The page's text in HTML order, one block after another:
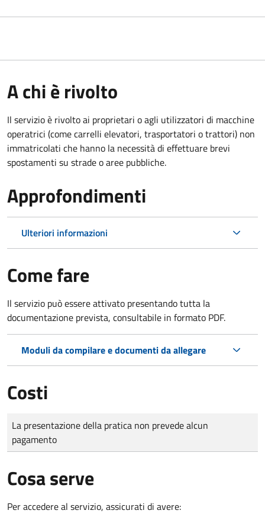
A chi è rivolto
Il servizio è rivolto ai proprietari o agli utilizzatori di macchine
operatrici (come carrelli elevatori, trasportatori o trattori) non
immatricolati che hanno la necessità di effettuare brevi
spostamenti su strade o aree pubbliche.
Approfondimenti
Ulteriori informazioni
Come fare
Il servizio può essere attivato presentando tutta la
documentazione prevista, consultabile in formato PDF.
Moduli da compilare e documenti da allegare
Costi
Tipo di pagamento
Importo
La presentazione della pratica non prevede alcun
pagamento
Cosa serve
Per accedere al servizio, assicurati di avere: